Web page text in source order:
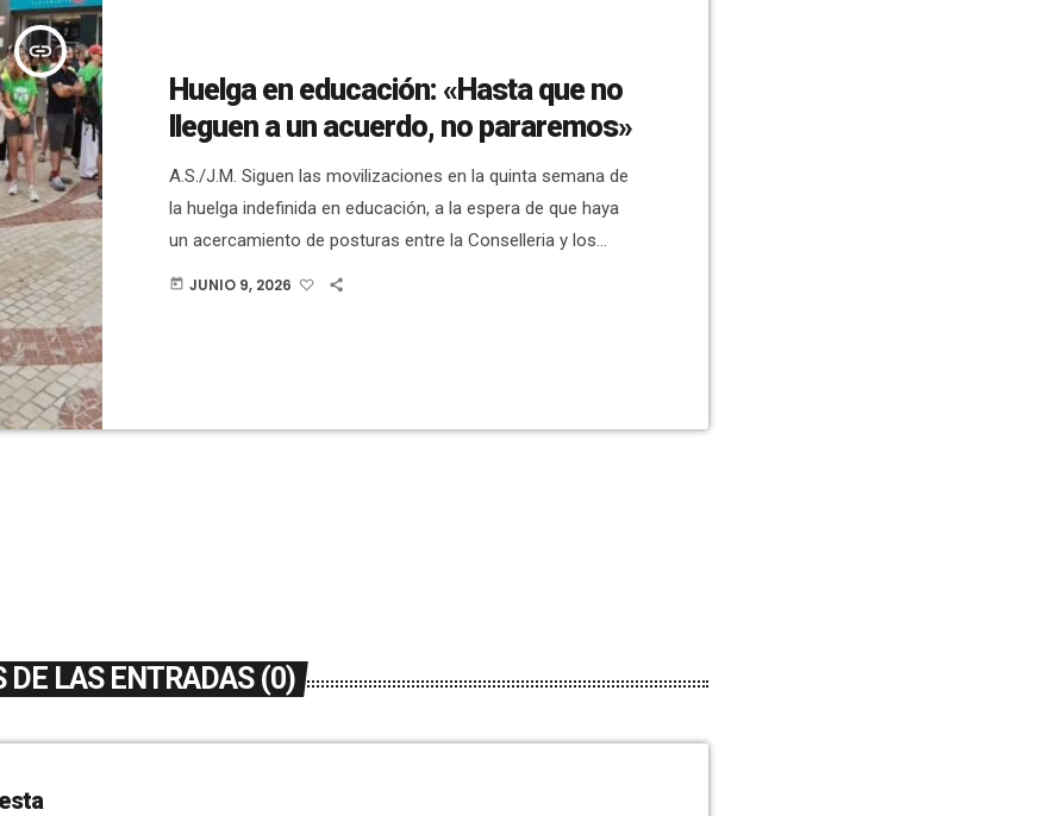
insert_link
Huelga en educación: «Hasta que no
lleguen a un acuerdo, no pararemos»
A.S./J.M. Siguen las movilizaciones en la quinta semana de
la huelga indefinida en educación, a la espera de que haya
un acercamiento de posturas entre la Conselleria y los
sindicatos. Esta mañana, en la plaça de Baix de Elche se ha
today JUNIO 9, 2026
DE LAS ENTRADAS (0)